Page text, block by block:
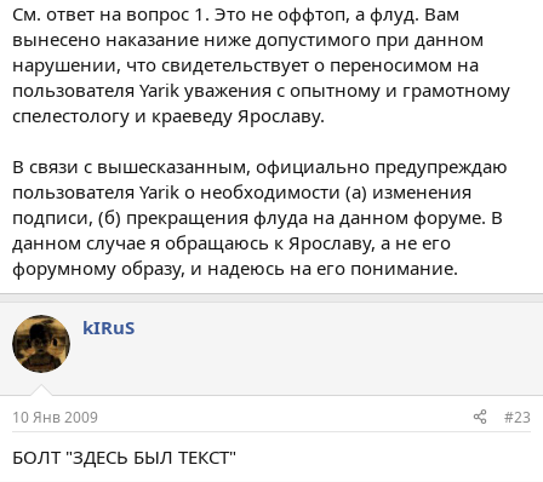
См. ответ на вопрос 1. Это не оффтоп, а флуд. Вам
вынесено наказание ниже допустимого при данном
нарушении, что свидетельствует о переносимом на
пользователя Yarik уважения с опытному и грамотному
спелестологу и краеведу Ярославу.
В связи с вышесказанным, официально предупреждаю
пользователя Yarik о необходимости (а) изменения
подписи, (б) прекращения флуда на данном форуме. В
данном случае я обращаюсь к Ярославу, а не его
форумному образу, и надеюсь на его понимание.
kIRuS
10 Янв 2009 #23
БОЛТ "ЗДЕСЬ БЫЛ ТЕКСТ"